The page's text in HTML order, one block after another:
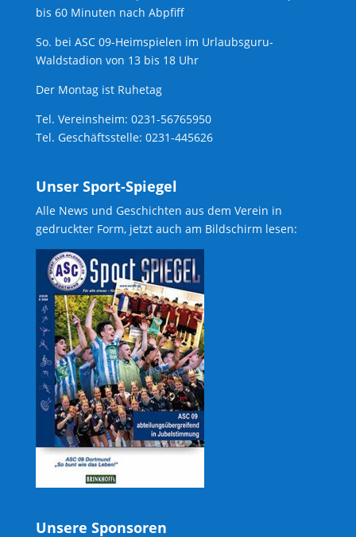
bis 60 Minuten nach Abpfiff
So. bei ASC 09-Heimspielen im Urlaubsguru-
Waldstadion von 13 bis 18 Uhr
Der Montag ist Ruhetag
Tel. Vereinsheim: 0231-56765950
Tel. Geschäftsstelle: 0231-445626
Unser Sport-Spiegel
Alle News und Geschichten aus dem Verein in
gedruckter Form, jetzt auch am Bildschirm lesen:
Unsere Sponsoren